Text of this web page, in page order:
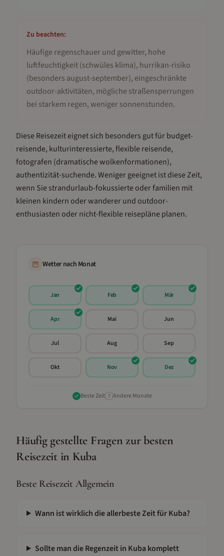
Zu beachten:
Häufige regenschauer und gewitter, hohe
luftfeuchtigkeit (schwüles klima), hurrikan-risiko
(besonders august-september), eingeschränkte
outdoor-aktivitäten, mögliche straßensperrungen
bei starkem regen, weniger sonnenstunden.
Diese Reisezeit eignet sich besonders gut fürbudget-
reisende, kulturinteressierte, flexible reisende,
fotografen (dramatische wolkenformationen),
authentizität-suchende.Weniger geeignet ist diese Zeit,
wenn Sie strandurlaub-fokussierte oder familien mit
kleinen kindern oder wanderer und outdoor-
enthusiasten oder nicht-flexible reisepläne planen.
Wetter nach Monat
Jan Feb Mär
Apr Mai Jun
Jul Aug Sep
Okt Nov Dez
Beste Zeit ? Andere Monate
Häufig gestellte Fragen zur besten
Reisezeit in Kuba
Beste Reisezeit Allgemein
Wann ist wirklich die allerbeste Zeit für Kuba?
Sollte man die Regenzeit in Kuba komplett